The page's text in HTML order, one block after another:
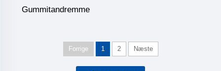
Gummitandremme
Forrige 1 2 Næste